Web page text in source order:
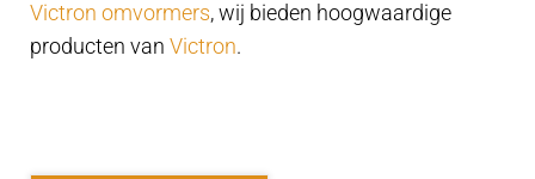
Contact
Submenu
Victron omvormers, wij bieden hoogwaardige
producten van Victron.